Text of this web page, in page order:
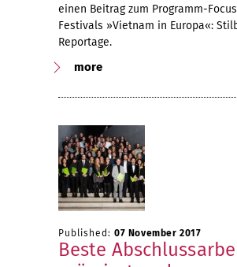
einen Beitrag zum Programm-
Festivals »Vietnam in Europa«:
Reportage.
more
Published: 07 November 2017
Beste